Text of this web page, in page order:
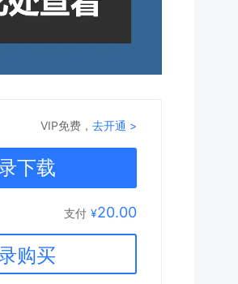
VIP免费，去开通 >
下载
支付 ¥20.00
购买